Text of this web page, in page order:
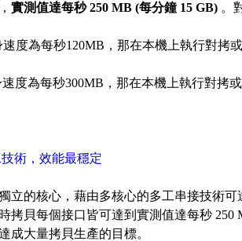
實測值達每秒 250 MB (每分鐘 15 GB) 。
度為每秒120MB，那在本機上執行對拷
度為每秒300MB，那在本機上執行對拷
術，效能最穩定
立的核心，藉由多核心的多工串接技術
拷貝每個接口皆可達到實測值達每秒 250
成大量拷貝生產的目標。